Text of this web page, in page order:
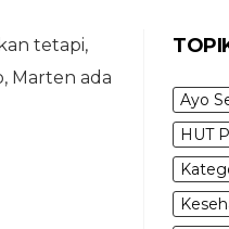
tetapi,
Marten ada
Ayo
HUT